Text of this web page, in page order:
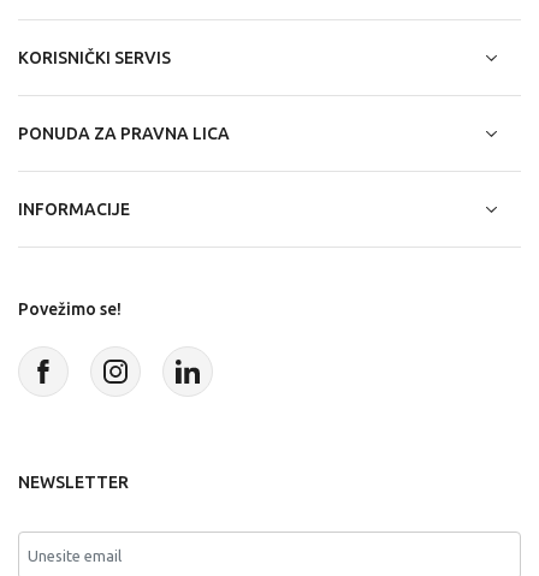
KORISNIČKI SERVIS
PONUDA ZA PRAVNA LICA
INFORMACIJE
Povežimo se!
NEWSLETTER